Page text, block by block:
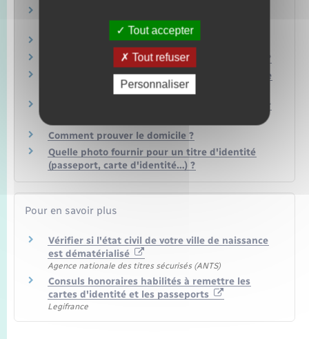
déclarée perdue ou volée ?
Quels recours si mon dossier est rejeté ?
Passeport : comment acheter un timbre fiscal ?
Carte d'identité / Passeport : la photo peut-elle
être prise au guichet ?
Carte d'identité / Passeport : comment prouver
Comment prouver le domicile ?
Quelle photo fournir pour un titre d'identité
(passeport, carte d'identité…) ?
Pour en savoir plus
Vérifier si l'état civil de votre ville de naissance
est dématérialisé
Agence nationale des titres sécurisés (ANTS)
Consuls honoraires habilités à remettre les
cartes d'identité et les passeports
Legifrance
Tout accepter
Tout refuser
Personnaliser